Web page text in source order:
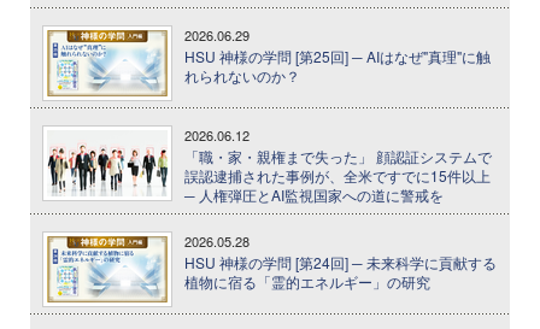
2026.06.29
HSU 神様の学問 [第25回] ─ AIはなぜ"真理"に触
れられないのか？
2026.06.12
「職・家・親権まで失った」 顔認証システムで
誤認逮捕された事例が、全米ですでに15件以上
─ 人権弾圧とAI監視国家への道に警戒を
2026.05.28
HSU 神様の学問 [第24回] ─ 未来科学に貢献する
植物に宿る「霊的エネルギー」の研究